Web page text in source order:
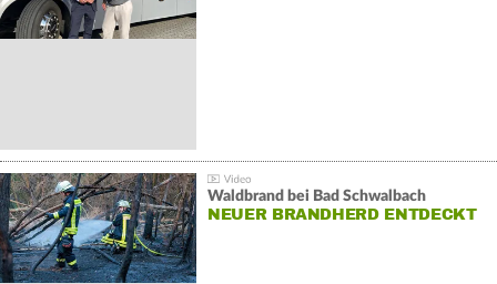
Waldbrand bei Bad Schwalbach
NEUER BRANDHERD ENTDECKT